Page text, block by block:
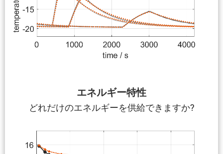
エネルギー特性
どれだけのエネルギーを供給できますか?